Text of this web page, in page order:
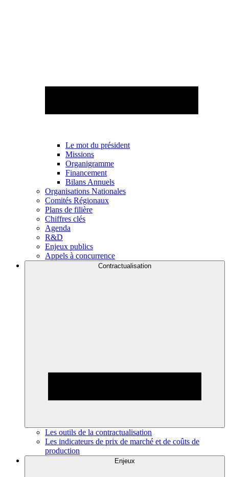
Le mot du président
Missions
Organigramme
Financement
Bilans Annuels
Organisations Nationales
Comités Régionaux
Plans de filière
Chiffres clés
Agenda
R&D
Enjeux publics
Appels à concurrence
Contractualisation
Les outils de la contractualisation
Les indicateurs de prix de marché et de coûts de
production
Enjeux